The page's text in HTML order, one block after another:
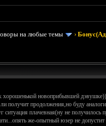
на любые темы ›
хорошенькой новоприбывшей
получит продолжения,но буду
ситуация плачевная(ну не получилось
же-опытный юзер не допустит